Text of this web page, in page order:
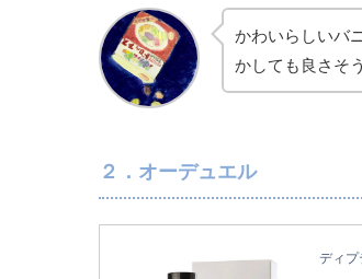
かわいらしいバ
かしても良さそ
２．オーデュエル
ディプ